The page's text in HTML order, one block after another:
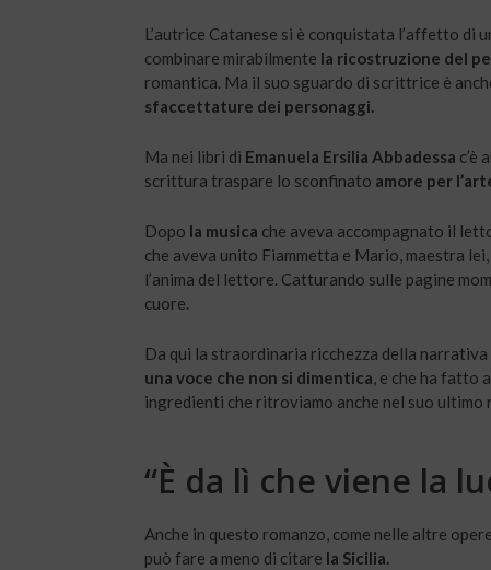
L’autrice Catanese si è conquistata l’affetto
combinare mirabilmente la ricostruzione del
romantica. Ma il suo sguardo di scrittrice è
sfaccettature dei personaggi.
Ma nei libri di Emanuela Ersilia Abbadessa c’è
scrittura traspare lo sconfinato amore per
Dopo la musica che aveva accompagnato il
che aveva unito Fiammetta e Mario, maestra
l’anima del lettore. Catturando sulle pagine
cuore.
Da qui la straordinaria ricchezza della narrativa
una voce che non si dimentica, e che ha fatto
ingredienti che ritroviamo anche nel suo ultimo
“È da lì che viene la
Anche in questo romanzo, come nelle altre
può fare a meno di citare la Sicilia.